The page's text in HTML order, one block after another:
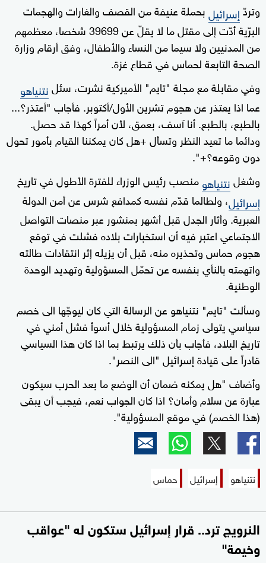
وتردّإسرائيلبحملة عنيفة من القصف والغارات والهجمات
البرّية أدّت إلى مقتل ما لا يقلّ عن 39699 شخصا، معظمهم
من المدنيين ولا سيما من النساء والأطفال، وفق أرقام وزارة
الصحة التابعة لحماس في قطاع غزة.
وفي مقابلة مع مجلة "تايم" الأميركية نشرت، سئلنتنياهو
عما اذا يعتذر عن هجوم تشرين الأول/أكتوبر. فأجاب "أعتذر؟...
بالطبع، بالطبع. أنا آسف، بعمق، لأن أمراً كهذا قد حصل.
ودائما ما تعيد النظر وتسأل +هل كان يمكننا القيام بأمور تحول
دون وقوعه؟+".
وشغلنتنياهومنصب رئيس الوزراء للفترة الأطول في تاريخ
إسرائيل، ولطالما قدّم نفسه كمدافع شرس عن أمن الدولة
العبرية. وأثار الجدل قبل أشهر بمنشور عبر منصات التواصل
الاجتماعي اعتبر فيه أن استخبارات بلاده فشلت في توقع
هجوم حماس وتحذيره منه، قبل أن يزيله إثر انتقادات طالته
واتهمته بالنأي بنفسه عن تحمّل المسؤولية وتهديد الوحدة
الوطنية.
وسألت "تايم" نتنياهو عن الرسالة التي كان ليوجّها الى خصم
سياسي يتولى زمام المسؤولية خلال أسوأ فشل أمني في
تاريخ البلاد، فأجاب بأن ذلك يرتبط بما اذا كان هذا السياسي
قادراً على قيادة إسرائيل "الى النصر".
وأضاف "هل يمكنه ضمان أن الوضع ما بعد الحرب سيكون
عبارة عن سلام وأمان؟ اذا كان الجواب نعم، فيجب أن يبقى
(هذا الخصم) في موقع المسؤولية".
نتنياهو إسرائيل حماس
النرويج ترد.. قرار إسرائيل ستكون له "عواقب
وخيمة"